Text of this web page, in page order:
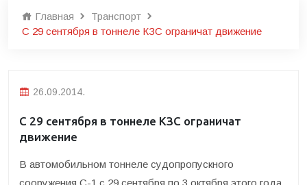
Главная
Транспорт
С 29 сентября в тоннеле КЗС ограничат движение
26.09.2014.
С 29 сентября в тоннеле КЗС ограничат
движение
В автомобильном тоннеле судопропускного
сооружения С-1 с 29 сентября по 3 октября этого года